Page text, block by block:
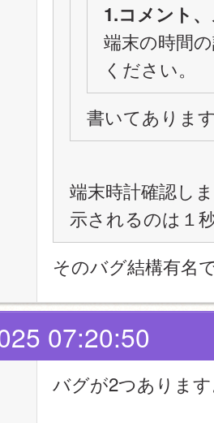
1.コメント
端末の時間
ください。
書いてありま
端末時計確認し
示されるのは１
そのバグ結構有名
07:20:50
バグが2つありま